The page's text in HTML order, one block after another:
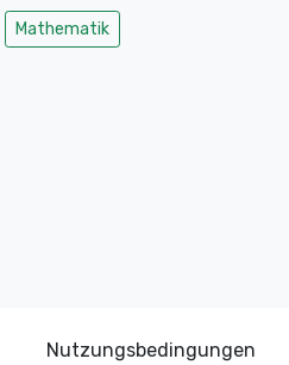
Mathematik
Nutzungsbedingungen